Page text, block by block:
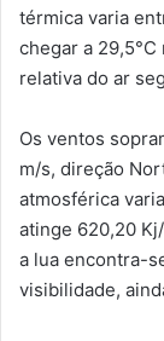
térmica varia
chegar a
relativa do ar
Os ventos
m/s, direção
atmosférica
atinge 620,20
a lua encontra-
visibilidade,